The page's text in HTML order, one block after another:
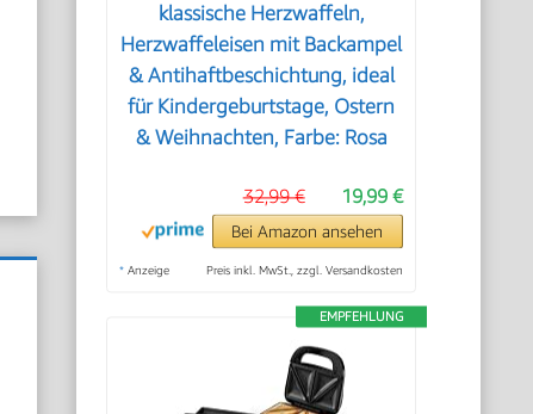
klassische Herzwaffeln,
Herzwaffeleisen mit Backampel
& Antihaftbeschichtung, ideal
für Kindergeburtstage, Ostern
& Weihnachten, Farbe: Rosa
19,99 €
32,99 €
Bei Amazon ansehen
* Anzeige Preis inkl. MwSt., zzgl. Versandkosten
EMPFEHLUNG